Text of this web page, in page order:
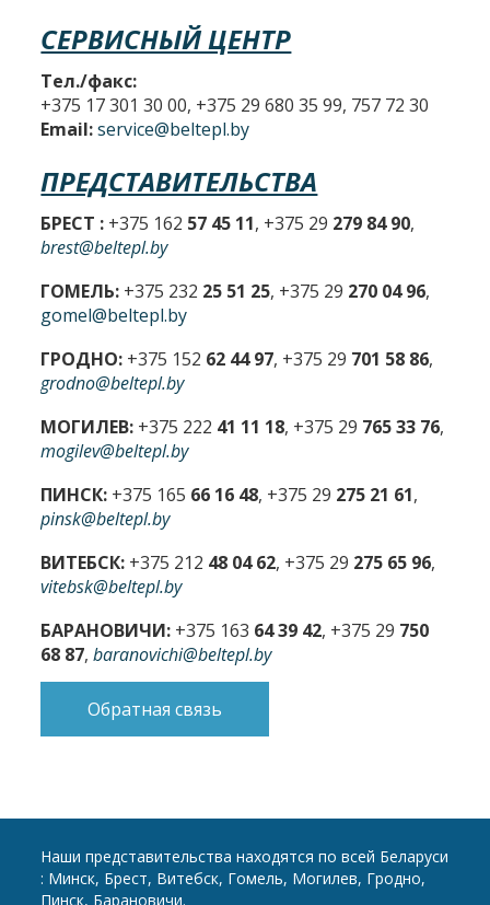
СЕРВИСНЫЙ ЦЕНТР
Тел./факс:
+375 17 301 30 00, +375 29 680 35 99, 757 72 30
Email: service@beltepl.by
ПРЕДСТАВИТЕЛЬСТВА
БРЕСТ : +375 162 57 45 11, +375 29 279 84 90,
brest@beltepl.by
ГОМЕЛЬ: +375 232 25 51 25, +375 29 270 04 96,
gomel@beltepl.by
ГРОДНО: +375 152 62 44 97, +375 29 701 58 86,
grodno@beltepl.by
МОГИЛЕВ: +375 222 41 11 18, +375 29 765 33 76,
mogilev@beltepl.by
ПИНСК: +375 165 66 16 48, +375 29 275 21 61,
pinsk@beltepl.by
ВИТЕБСК: +375 212 48 04 62, +375 29 275 65 96,
vitebsk@beltepl.by
БАРАНОВИЧИ: +375 163 64 39 42, +375 29 750
68 87,baranovichi@beltepl.by
Обратная связь
Наши представительства находятся по всей Беларуси
: Минск, Брест, Витебск, Гомель, Могилев, Гродно,
Пинск, Барановичи.